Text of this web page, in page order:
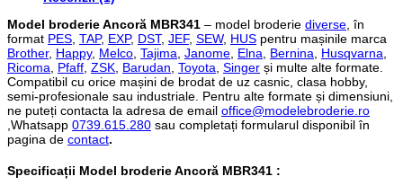
Model broderie Ancoră MBR341 – model broderie diverse , în
format PES TAP, EXP, DST, JEF, SEW, HUS pentru mașinile marca
Brother, Happy, Melco Tajima Janome Elna Bernina Husqvarna
Ricoma
Pfaff ZSK Barudan Toyota Singer și multe alte formate.
Compatibil cu orice mașini de brodat de uz casnic, clasa hobby,
semi-profesionale sau industriale. Pentru alte formate și dimensiuni,
ne puteți contacta la adresa de email office@modelebroderie.ro
,Whatsapp 0739.615.280 sau completați formularul disponibil în
pagina de contact.
Specificații Model broderie Ancoră MBR341 :